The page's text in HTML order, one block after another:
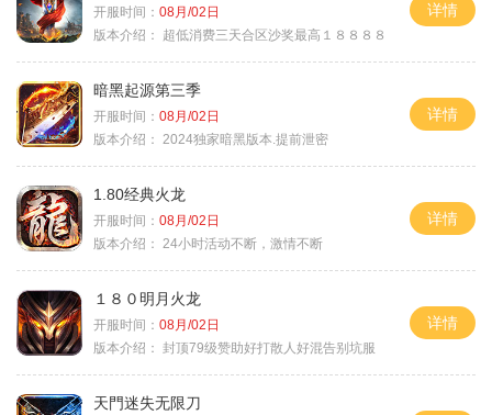
开服时间： 08月/02日
版本介绍：
超低消费三天合区沙奖最高１８８８８
详情
暗黑起源第三季
开服时间： 08月/02日
版本介绍： 2024独家暗黑版本.提前泄密
详情
1.80经典火龙
开服时间： 08月/02日
版本介绍： 24小时活动不断，激情不断
详情
１８０明月火龙
开服时间： 08月/02日
版本介绍： 封顶79级赞助好打散人好混告别坑服
详情
天門迷失无限刀